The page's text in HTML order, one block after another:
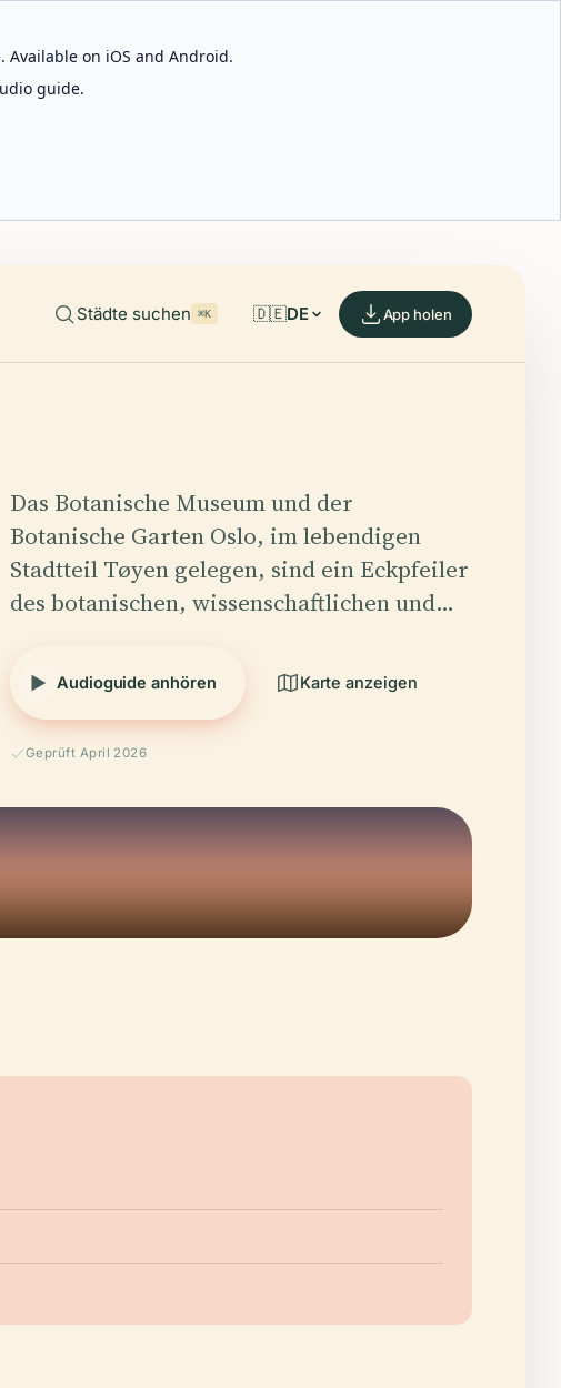
on iOS and Android.
guide.
Städte suchen ⌘K 🇩🇪DE App holen
Das Botanische Museum und der
Botanische Garten Oslo, im lebendigen
Stadtteil Tøyen gelegen, sind ein Eckpfeiler
des botanischen, wissenschaftlichen und…
Audioguide anhören Karte anzeigen
Geprüft April 2026